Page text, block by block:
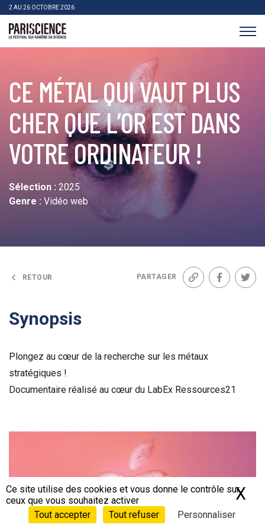
>Aller au contenu
2 AU 26 OCTOBRE 2026
CE MÉTAL QUI VAUT PLUS
CHER QUE L’OR EST DANS
VOTRE ORDINATEUR !
Sélection : 2025
Genre : Vidéo web
RETOUR PARTAGER
Lien Facebook
Synopsis
Plongez au cœur de la recherche sur les métaux
stratégiques !
Documentaire réalisé au cœur du LabEx Ressources21
Panneau de gestion des cookies
Ce site utilise des cookies et vous donne le contrôle sur
ceux que vous souhaitez activer
Tout accepter
Tout refuser Personnaliser
X